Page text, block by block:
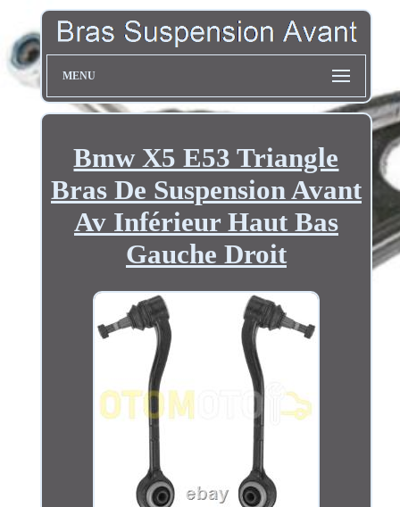
MENU
Bmw X5 E53 Triangle
Bras De Suspension Avant
Av Inférieur Haut Bas
Gauche Droit